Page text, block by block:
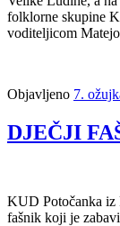
folklorne skupine
voditeljicom
Objavljeno 7.
DJEČJI
KUD Potočanka iz
fašnik koji je